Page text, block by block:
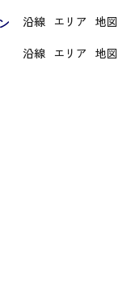
沿線 エリア 地図
沿線 エリア 地図